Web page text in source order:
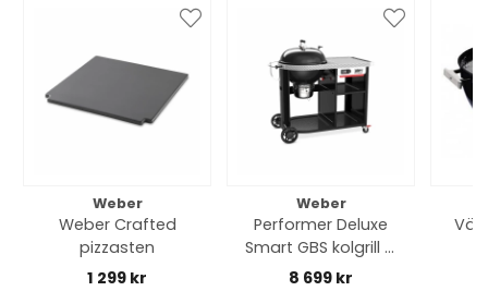
Weber
Weber Crafted
pizzasten
1 299 kr
Weber
Performer Deluxe
Smart GBS kolgrill Ø
57 cm - black
8 699 kr